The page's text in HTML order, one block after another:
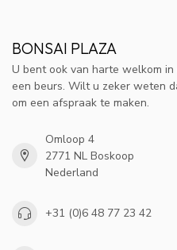
BONSAI PLAZA
U bent ook van harte welkom
een beurs. Wilt u zeker weten
om een afspraak te maken.
Omloop 4
2771 NL Boskoop
Nederland
+31 (0)6 48 77 23 42